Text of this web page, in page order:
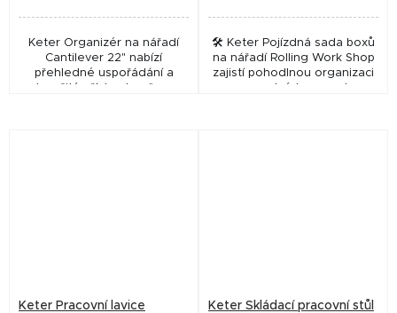
Keter Organizér na nářadí
Cantilever 22" nabízí
přehledné uspořádání a
🛠️ Keter Pojízdná sada boxů
na nářadí Rolling Work Shop
zajistí pohodlnou organizaci
Keter Pracovní lavice
Keter Skládací pracovní stůl